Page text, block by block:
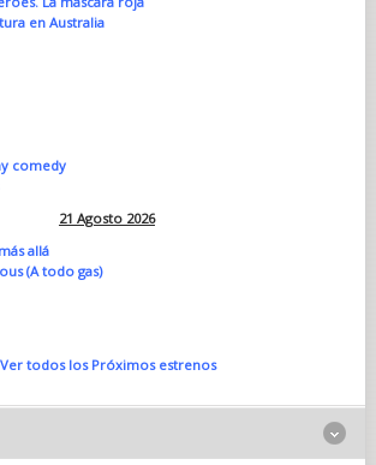
en Australia
comedy
21 Agosto 2026
allá
(A todo gas)
Ver todos los Próximos estrenos